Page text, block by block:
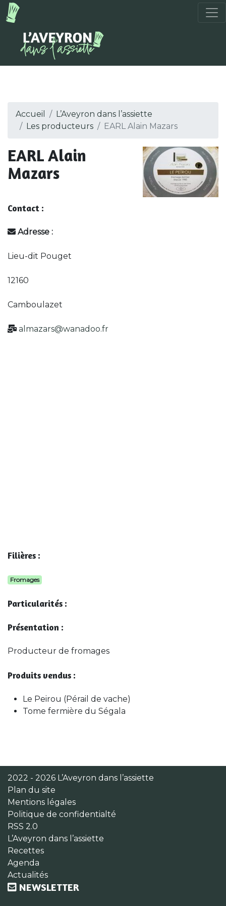
Accueil
L’Aveyron dans l’assiette
Les producteurs
EARL Alain Mazars
EARL Alain
Mazars
Contact :
Adresse :
Lieu-dit Pouget
12160
Camboulazet
almazars@wanadoo.fr
Filières :
Fromages
Particularités :
Présentation :
Producteur de fromages
Produits vendus :
Le Peirou (Pérail de vache)
Tome fermière du Ségala
2022 - 2026 L’Aveyron dans l’assiette
Plan du site
Mentions légales
Politique de confidentialté
RSS 2.0
L’Aveyron dans l’assiette
Recettes
Agenda
Actualités
NEWSLETTER